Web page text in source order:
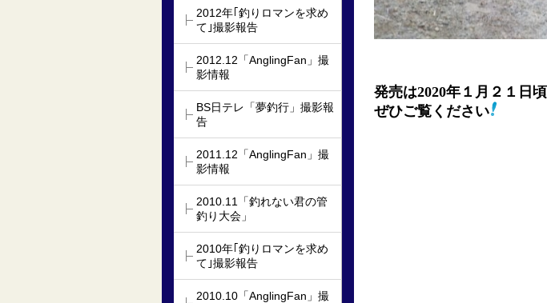
2012年｢釣りロマンを求め
て｣撮影報告
2012.12「AnglingFan」撮
影情報
BS日テレ「夢釣行」撮影報
告
2011.12「AnglingFan」撮
影情報
2010.11「釣れない君の管
釣り大会」
2010年｢釣りロマンを求め
て｣撮影報告
2010.10「AnglingFan」撮
発売は2020年１月２１日
ぜひご覧ください